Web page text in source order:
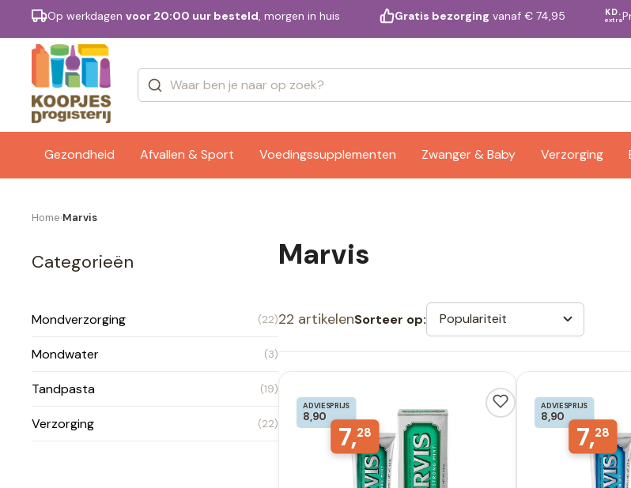
Op werkdagen voor 20:00 uur besteld, morgen in huis Gratis bezorging vanaf € 74,95 KD.
extra
Gezondheid Afvallen & Sport Voedingssupplementen Zwanger & Baby Verzorging
Merken
Home›Marvis
Categorieën
Mondverzorging (22)
Mondwater (3)
Tandpasta (19)
Verzorging (22)
Marvis
22 artikelenSorteer op: Populariteit
ADVIESPRIJS
8,90
7,28
ADVIESPRIJS
8,90
7,28